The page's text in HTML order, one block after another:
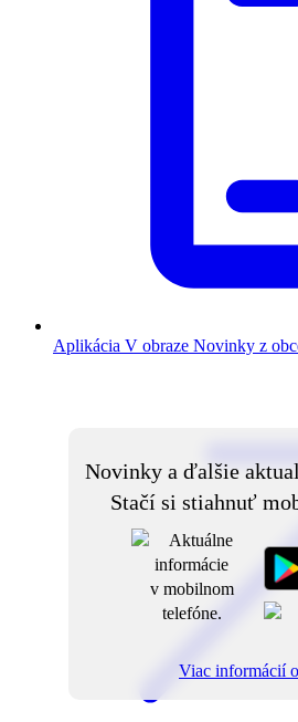
Aplikácia V obraze Novinky z
Novinky a ďalšie
Stačí si stiahnuť
Viac informácií